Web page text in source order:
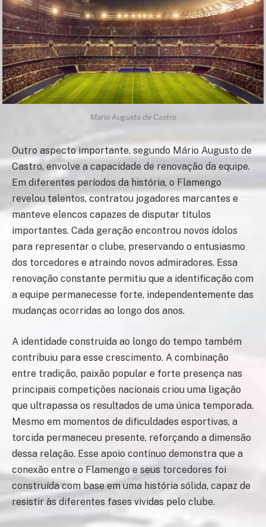
Mario Augusto de Castro
Outro aspecto importante, segundo Mário Augusto de
Castro, envolve a capacidade de renovação da equipe.
Em diferentes períodos da história, o Flamengo
revelou talentos, contratou jogadores marcantes e
manteve elencos capazes de disputar títulos
importantes. Cada geração encontrou novos ídolos
para representar o clube, preservando o entusiasmo
dos torcedores e atraindo novos admiradores. Essa
renovação constante permitiu que a identificação com
a equipe permanecesse forte, independentemente das
mudanças ocorridas ao longo dos anos.
A identidade construída ao longo do tempo também
contribuiu para esse crescimento. A combinação
entre tradição, paixão popular e forte presença nas
principais competições nacionais criou uma ligação
que ultrapassa os resultados de uma única temporada.
Mesmo em momentos de dificuldades esportivas, a
torcida permaneceu presente, reforçando a dimensão
dessa relação. Esse apoio contínuo demonstra que a
conexão entre o Flamengo e seus torcedores foi
construída com base em uma história sólida, capaz de
resistir às diferentes fases vividas pelo clube.